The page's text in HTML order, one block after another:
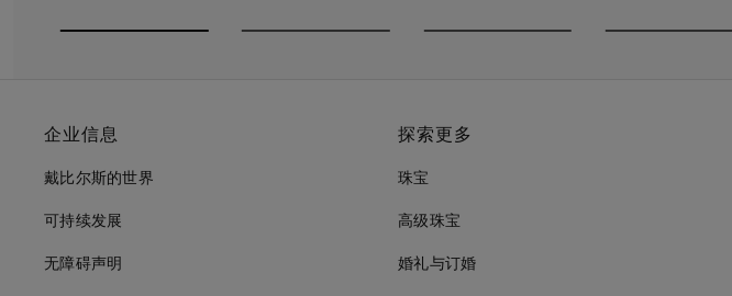
Go to slide 1
企业信息
戴比尔斯的世界
可持续发展
无障碍声明
探索更多
珠宝
高级珠宝
婚礼与订婚